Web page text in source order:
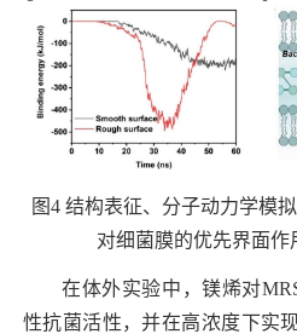
图4 结构表征、分子动力学模
对细菌膜的优先界面作
在体外实验中，镁烯对
性抗菌活性，并在高浓度下实